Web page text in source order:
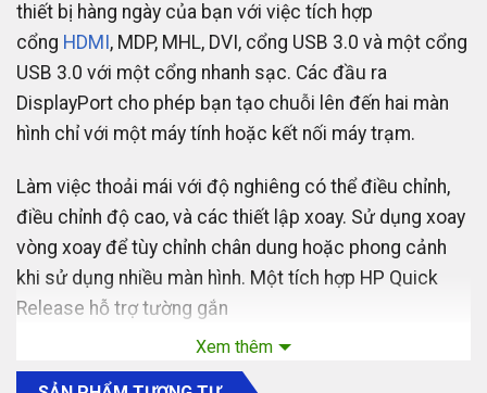
thiết bị hàng ngày của bạn với việc tích hợp
cổng HDMI , MDP, MHL, DVI, cổng USB 3.0 và một cổng
USB 3.0 với một cổng nhanh sạc. Các đầu ra
DisplayPort cho phép bạn tạo chuỗi lên đến hai màn
hình chỉ với một máy tính hoặc kết nối máy trạm.
Làm việc thoải mái với độ nghiêng có thể điều chỉnh,
điều chỉnh độ cao, và các thiết lập xoay. Sử dụng xoay
vòng xoay để tùy chỉnh chân dung hoặc phong cảnh
khi sử dụng nhiều màn hình. Một tích hợp HP Quick
Release hỗ trợ tường gắn
Xem thêm